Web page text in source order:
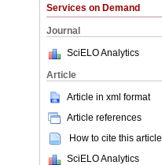
Services on Demand
Journal
SciELO Analytics
Article
Article in xml format
Article references
How to cite this article
SciELO Analytics